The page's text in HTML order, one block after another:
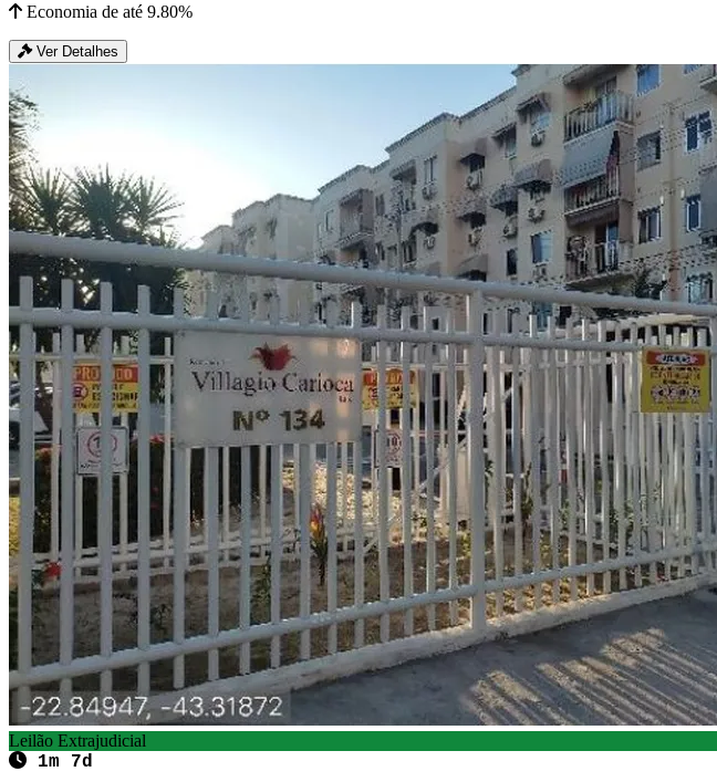
Economia de até 9.80%
Ver Detalhes
Leilão Extrajudicial
1m 7d